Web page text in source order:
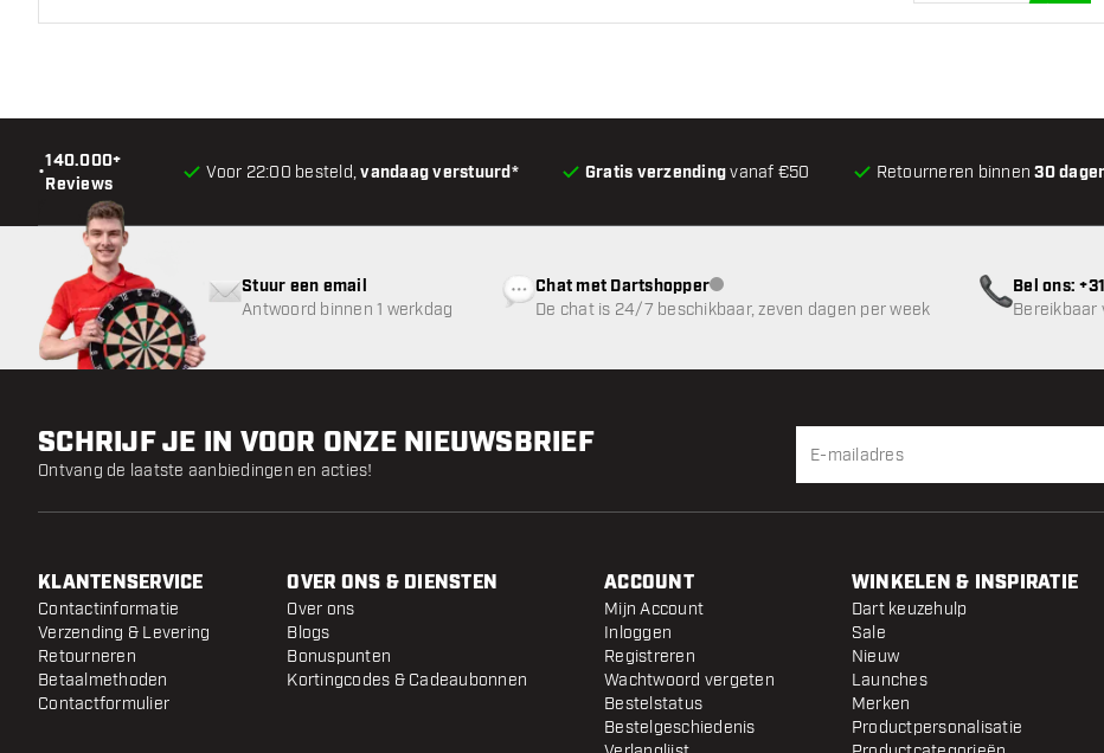
•
140.000+
Reviews
Voor 22:00 besteld,vandaag verstuurd* Gratis verzendingvanaf €50 Retourneren binnen30
Stuur een email
Antwoord binnen 1 werkdag
Chat met Dartshopperklantenservice niet beschikbaar
De chat is 24/7 beschikbaar, zeven dagen per week
Bel ons:
Bereikbaar
SCHRIJF JE IN VOOR ONZE NIEUWSBRIEF
Ontvang de laatste aanbiedingen en acties!
KLANTENSERVICE
Contactinformatie
Verzending & Levering
Retourneren
Betaalmethoden
Contactformulier
OVER ONS & DIENSTEN
Over ons
Blogs
Bonuspunten
Kortingcodes & Cadeaubonnen
ACCOUNT
Mijn Account
Inloggen
Registreren
Wachtwoord vergeten
Bestelstatus
Bestelgeschiedenis
WINKELEN & INSPIRATIE
Dart keuzehulp
Sale
Nieuw
Launches
Merken
Productpersonalisatie